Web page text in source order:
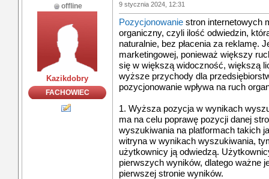
offline
Kazikdobry
FACHOWIEC
9 stycznia 2024, 12:31
Pozycjonowanie stron internetowych
organiczny, czyli ilość odwiedzin,
naturalnie, bez płacenia za reklamę.
marketingowej, ponieważ większy
się w większą widoczność, większą
wyższe przychody dla
pozycjonowanie wpływa na ruch
1. Wyższa pozycja w wynikach
ma na celu poprawę pozycji danej
wyszukiwania na platformach takich
witryna w wynikach wyszukiwania,
użytkownicy ją odwiedzą.
pierwszych wyników, dlatego ważne
pierwszej stronie wyników.